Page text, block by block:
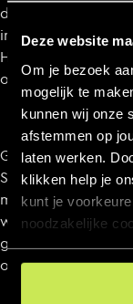
Deze website
Om je bezoek
mogelijk te
kunnen wij onze
afstemmen op
laten werken.
klikken help je
kunt je
noodzakelijke
deze
informatie om een
Hoe vergroten we
op? Wat zijn de
Groot denken,
SPRINT-vorm
manier, zodat we
werken. Er wordt
groeien. Zo werken